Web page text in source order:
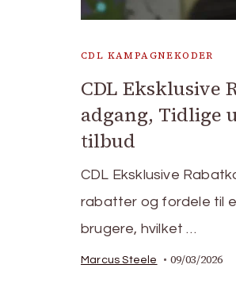
CDL KAMPAGNEKODER
CDL Eksklusive
adgang, Tidlige
tilbud
CDL Eksklusive
rabatter og fordele til
brugere, hvilket …
Marcus Steele 09/03/2026